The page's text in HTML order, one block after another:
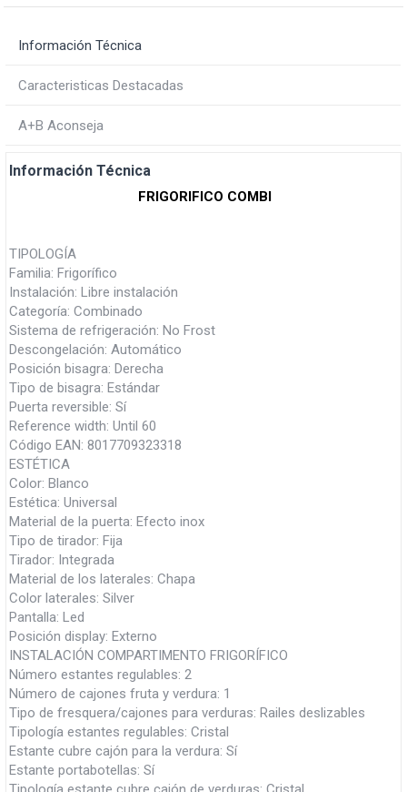
Información Técnica
Caracteristicas Destacadas
A+B Aconseja
Información Técnica
FRIGORIFICO COMBI
TIPOLOGÍA
Familia: Frigorífico
Instalación: Libre instalación
Categoría: Combinado
Sistema de refrigeración: No Frost
Descongelación: Automático
Posición bisagra: Derecha
Tipo de bisagra: Estándar
Puerta reversible: Sí
Reference width: Until 60
Código EAN: 8017709323318
ESTÉTICA
Color: Blanco
Estética: Universal
Material de la puerta: Efecto inox
Tipo de tirador: Fija
Tirador: Integrada
Material de los laterales: Chapa
Color laterales: Silver
Pantalla: Led
Posición display: Externo
INSTALACIÓN COMPARTIMENTO FRIGORÍFICO
Número estantes regulables: 2
Número de cajones fruta y verdura: 1
Tipo de fresquera/cajones para verduras: Railes deslizables
Tipología estantes regulables: Cristal
Estante cubre cajón para la verdura: Sí
Estante portabotellas: Sí